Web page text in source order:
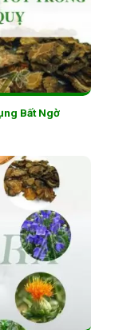
Bất Ngờ